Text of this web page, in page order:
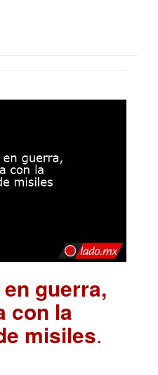
guerra,
con la
misiles.